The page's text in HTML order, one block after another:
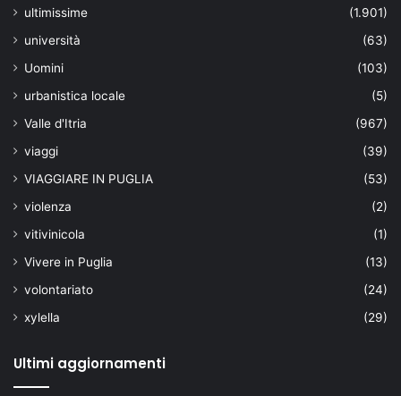
ultimissime
(1.901)
università
(63)
Uomini
(103)
urbanistica locale
(5)
Valle d'Itria
(967)
viaggi
(39)
VIAGGIARE IN PUGLIA
(53)
violenza
(2)
vitivinicola
(1)
Vivere in Puglia
(13)
volontariato
(24)
xylella
(29)
Ultimi aggiornamenti